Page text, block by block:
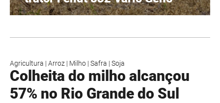
Agricultura | Arroz | Milho | Safra | Soja
Colheita do milho alcançou
57% no Rio Grande do Sul